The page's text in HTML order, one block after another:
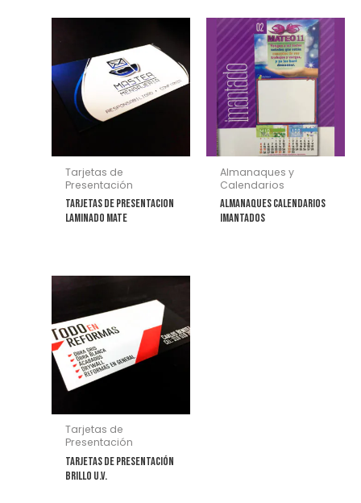
Tarjetas de
Presentación
Tarjetas de Presentacion
Laminado Mate
Almanaques y
Calendarios
Almanaques Calendarios
imantados
Tarjetas de
Presentación
Tarjetas de Presentación
Brillo U.V.